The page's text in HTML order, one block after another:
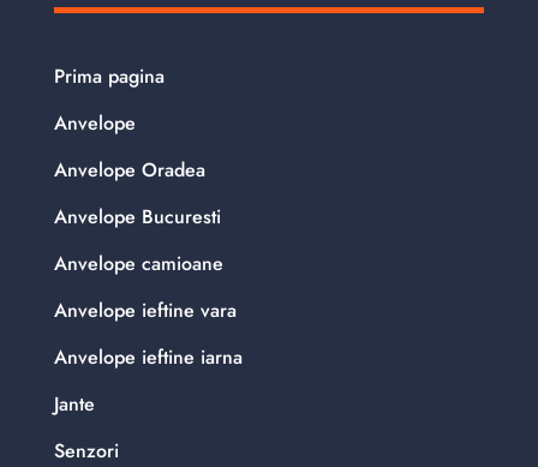
Prima pagina
Anvelope
Anvelope Oradea
Anvelope Bucuresti
Anvelope camioane
Anvelope ieftine vara
Anvelope ieftine iarna
Jante
Senzori